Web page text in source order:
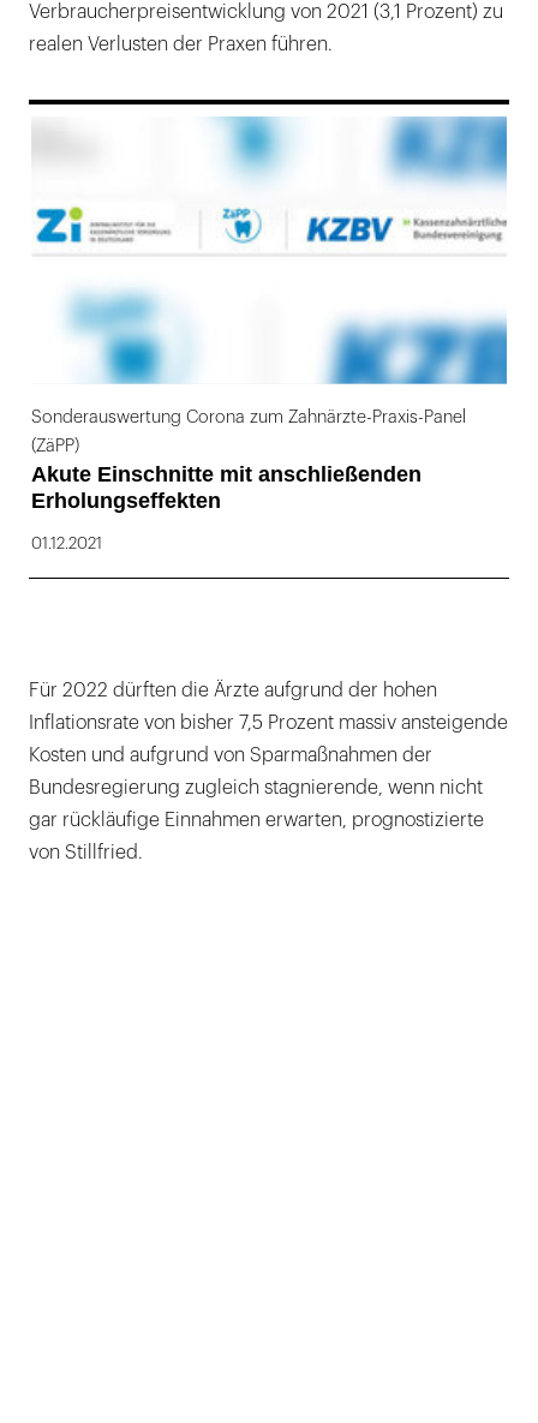
Verbraucherpreisentwicklung von 2021 (3,1 Prozent) zu
realen Verlusten der Praxen führen.
Sonderauswertung Corona zum Zahnärzte-Praxis-Panel
(ZäPP)
Akute Einschnitte mit anschließenden
Erholungseffekten
01.12.2021
Für 2022 dürften die Ärzte aufgrund der hohen
Inflationsrate von bisher 7,5 Prozent massiv ansteigende
Kosten und aufgrund von Sparmaßnahmen der
Bundesregierung zugleich stagnierende, wenn nicht
gar rückläufige Einnahmen erwarten, prognostizierte
von Stillfried.